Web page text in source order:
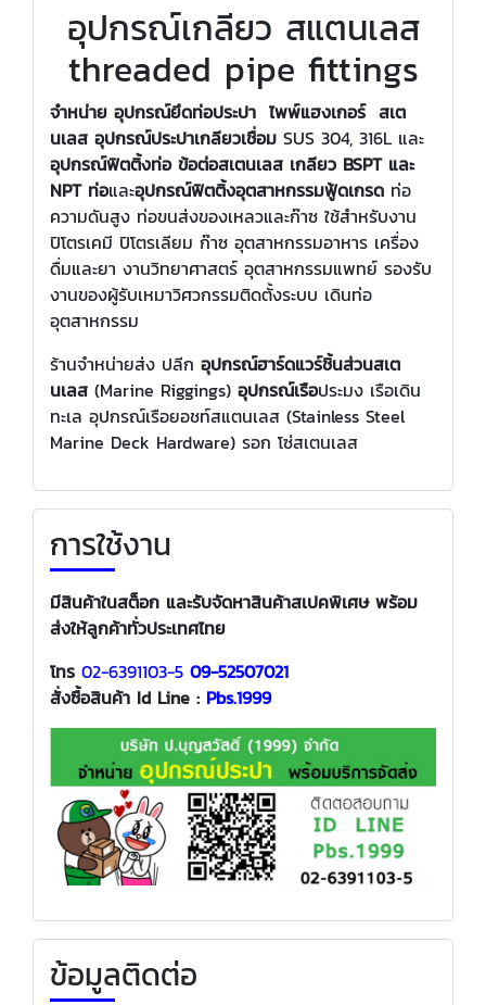
อุปกรณ์เกลียว สแตนเลส
threaded pipe fittings
จำหน่าย อุปกรณ์ยึดท่อประปา ไพพ์แฮงเกอร์ สเต
นเลส อุปกรณ์ประปาเกลียวเชื่อม SUS 304, 316L และ
อุปกรณ์ฟิตติ้งท่อ ข้อต่อสเตนเลส เกลียว BSPT และ
NPT ท่อและอุปกรณ์ฟิตติ้งอุตสาหกรรมฟู้ดเกรด ท่อ
ความดันสูง ท่อขนส่งของเหลวและก๊าซ ใช้สำหรับงาน
ปิโตรเคมี ปิโตรเลียม ก๊าซ อุตสาหกรรมอาหาร เครื่อง
ดื่มและยา งานวิทยาศาสตร์ อุตสาหกรรมแพทย์ รองรับ
งานของผู้รับเหมาวิศวกรรมติดตั้งระบบ เดินท่อ
อุตสาหกรรม
ร้านจำหน่ายส่ง ปลีก อุปกรณ์ฮาร์ดแวร์ชิ้นส่วนสเต
นเลส (Marine Riggings) อุปกรณ์เรือประมง เรือเดิน
ทะเล อุปกรณ์เรือยอชท์สแตนเลส (Stainless Steel
Marine Deck Hardware) รอก โซ่สเตนเลส
การใช้งาน
มีสินค้าในสต็อก และรับจัดหาสินค้าสเปคพิเศษ พร้อม
ส่งให้ลูกค้าทั่วประเทศไทย
โทร 02-6391103-5 09-52507021
สั่งซื้อสินค้า Id Line : Pbs.1999
ข้อมูลติดต่อ